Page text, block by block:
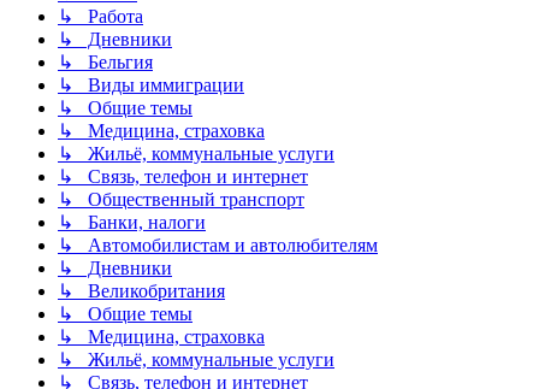
↳ Работа
↳ Дневники
↳ Бельгия
↳ Виды иммиграции
↳ Общие темы
↳ Медицина, страховка
↳ Жильё, коммунальные услуги
↳ Связь, телефон и интернет
↳ Общественный транспорт
↳ Банки, налоги
↳ Автомобилистам и автолюбителям
↳ Дневники
↳ Великобритания
↳ Общие темы
↳ Медицина, страховка
↳ Жильё, коммунальные услуги
↳ Связь, телефон и интернет